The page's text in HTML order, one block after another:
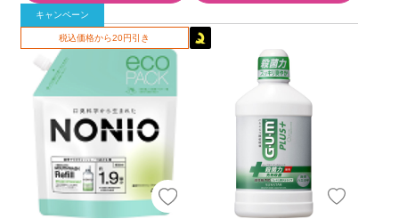
キャンペーン
税込価格から20円引き